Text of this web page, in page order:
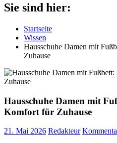
Sie sind hier:
Startseite
Wissen
Hausschuhe Damen mit
Zuhause
Hausschuhe Damen mit
Komfort für Zuhause
21. Mai 2026 Redakteur